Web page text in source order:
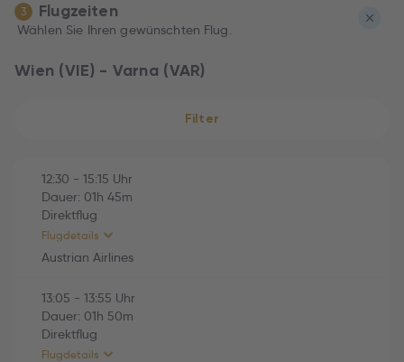
3 Flugzeiten
Wählen Sie Ihren gewünschten Flug.
Wien (VIE) - Varna (VAR)
Filter
12:30 - 15:15 Uhr
Dauer: 01h 45m
Direktflug
Flugdetails
Austrian Airlines
HINFLUG (Direktflug)
Austrian Airlines (OS769)
13:05 - 13:55 Uhr
Dauer: 01h 50m
Direktflug
Flugdetails